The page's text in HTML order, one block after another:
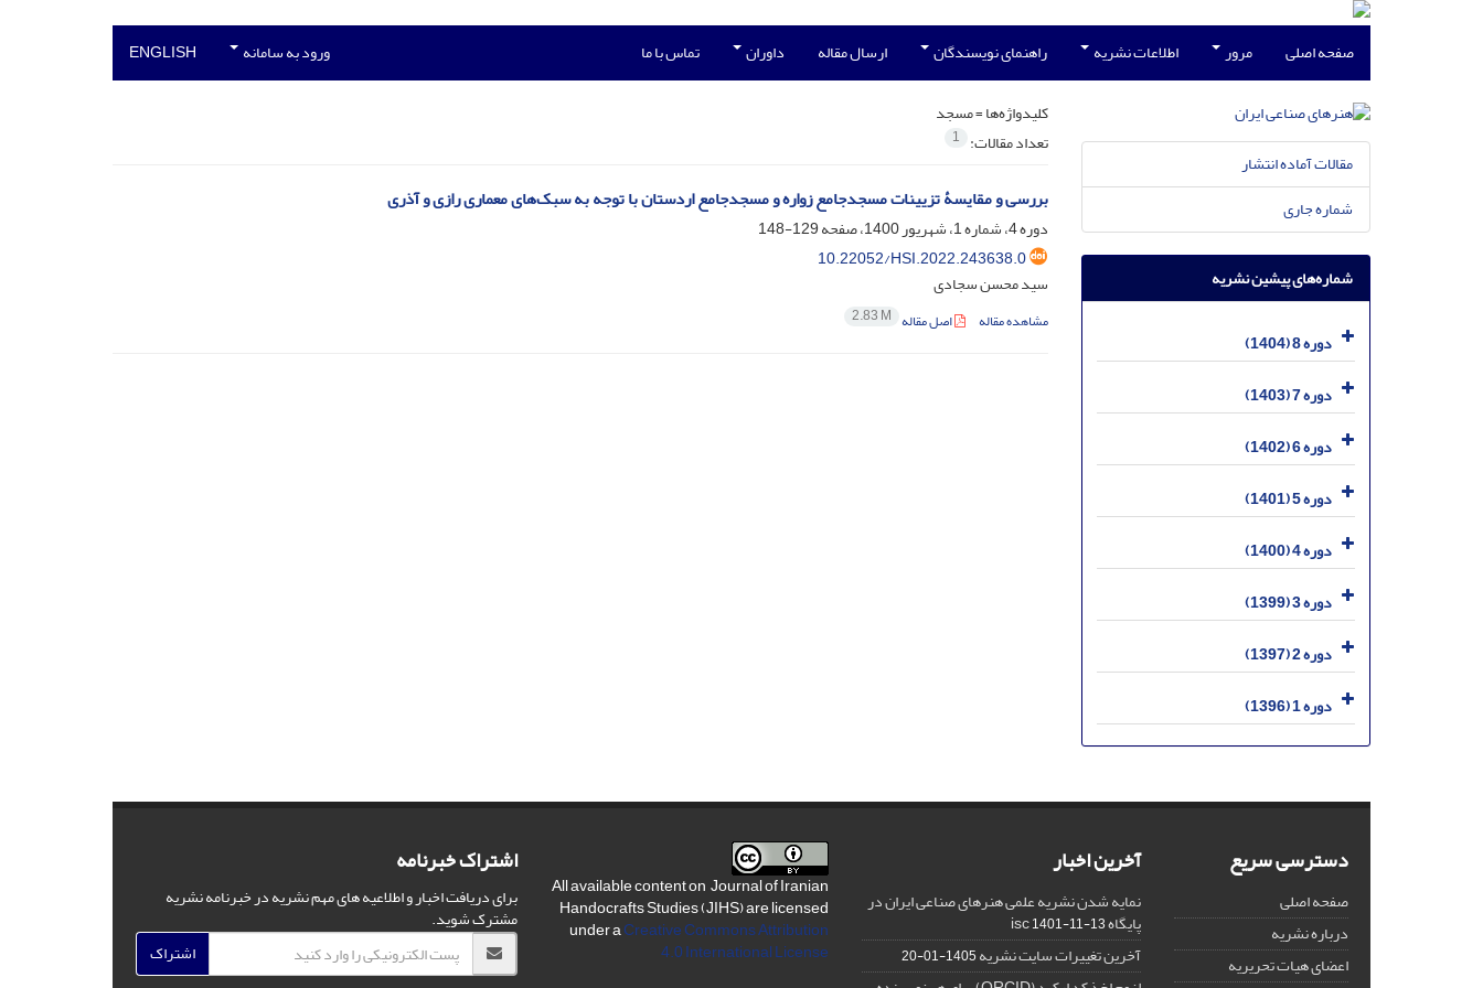
صفحه اصلی مرور اطلاعات نشریه راهنمای نویسندگان ارسال مقاله داوران تماس با ما ورود به سامانه ENGLISH
کلیدواژه‌ها =مسجد
تعداد مقالات: 1
بررسی و مقایسۀ تزیینات مسجدجامع زواره و مسجدجامع اردستان با توجه به سبک‌های معماری رازی و آذری
دوره 4، شماره 1، شهریور 1400، صفحه
129-148
10.22052/HSI.2022.243638.0
سید محسن سجادی
مشاهده مقاله اصل مقاله 2.83 M
مقالات آماده انتشار
شماره جاری
شماره‌های پیشین نشریه
دوره 8 (1404)
دوره 7 (1403)
دوره 6 (1402)
دوره 5 (1401)
دوره 4 (1400)
دوره 3 (1399)
دوره 2 (1397)
دوره 1 (1396)
دسترسی سریع
صفحه اصلی
درباره نشریه
اعضای هیات تحریریه
آخرین اخبار
نمایه شدن نشریه علمی هنرهای صناعی ایران در
پایگاه isc1401-11-13
آخرین تغییرات سایت نشریه1405-01-20
All available content on Journal of Iranian
Handocrafts Studies (JIHS) are licensed
under aCreative Commons Attribution
4.0 International License
اشتراک خبرنامه
برای دریافت اخبار و اطلاعیه های مهم نشریه در خبرنامه نشریه
مشترک شوید.
اشتراک